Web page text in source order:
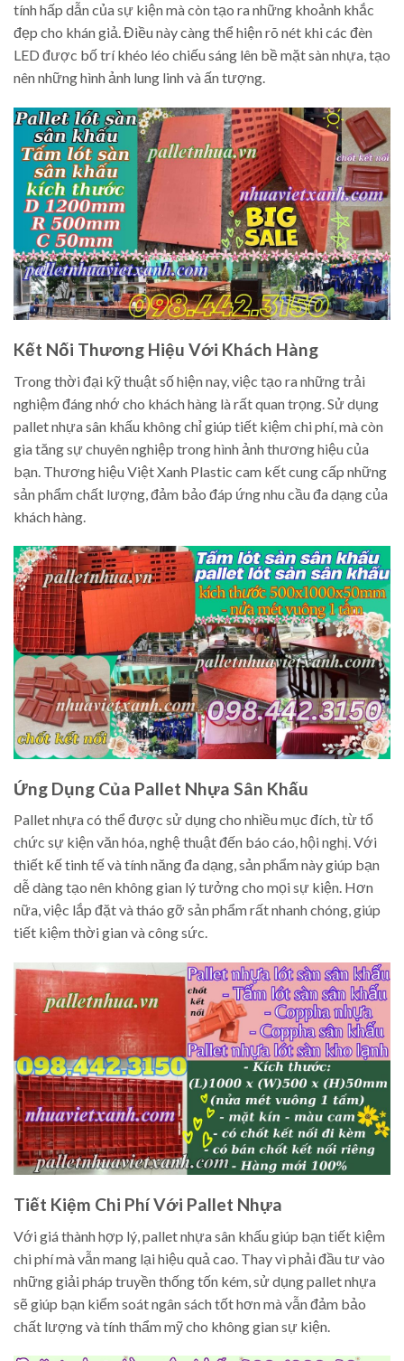
tính hấp dẫn của sự kiện mà còn tạo ra những khoảnh khắc
đẹp cho khán giả. Điều này càng thể hiện rõ nét khi các đèn
LED được bố trí khéo léo chiếu sáng lên bề mặt sàn nhựa, tạo
nên những hình ảnh lung linh và ấn tượng.
Kết Nối Thương Hiệu Với Khách Hàng
Trong thời đại kỹ thuật số hiện nay, việc tạo ra những trải
nghiệm đáng nhớ cho khách hàng là rất quan trọng. Sử dụng
pallet nhựa sân khấu không chỉ giúp tiết kiệm chi phí, mà còn
gia tăng sự chuyên nghiệp trong hình ảnh thương hiệu của
bạn. Thương hiệu Việt Xanh Plastic cam kết cung cấp những
sản phẩm chất lượng, đảm bảo đáp ứng nhu cầu đa dạng của
khách hàng.
Ứng Dụng Của Pallet Nhựa Sân Khấu
Pallet nhựa có thể được sử dụng cho nhiều mục đích, từ tổ
chức sự kiện văn hóa, nghệ thuật đến báo cáo, hội nghị. Với
thiết kế tinh tế và tính năng đa dạng, sản phẩm này giúp bạn
dễ dàng tạo nên không gian lý tưởng cho mọi sự kiện. Hơn
nữa, việc lắp đặt và tháo gỡ sản phẩm rất nhanh chóng, giúp
tiết kiệm thời gian và công sức.
Tiết Kiệm Chi Phí Với Pallet Nhựa
Với giá thành hợp lý, pallet nhựa sân khấu giúp bạn tiết kiệm
chi phí mà vẫn mang lại hiệu quả cao. Thay vì phải đầu tư vào
những giải pháp truyền thống tốn kém, sử dụng pallet nhựa
sẽ giúp bạn kiểm soát ngân sách tốt hơn mà vẫn đảm bảo
chất lượng và tính thẩm mỹ cho không gian sự kiện.